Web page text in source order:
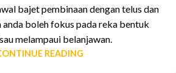
bajet pembinaan dengan telus dan
boleh fokus pada reka bentuk
melampaui belanjawan.
READING